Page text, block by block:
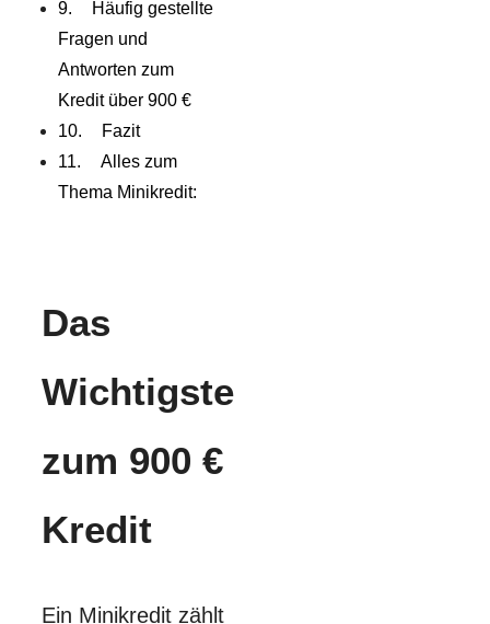
Häufig gestellte
Fragen und
Antworten zum
Kredit über 900 €
Fazit
Alles zum
Thema Minikredit:
Das
Wichtigste
zum 900 €
Kredit
Ein Minikredit zählt